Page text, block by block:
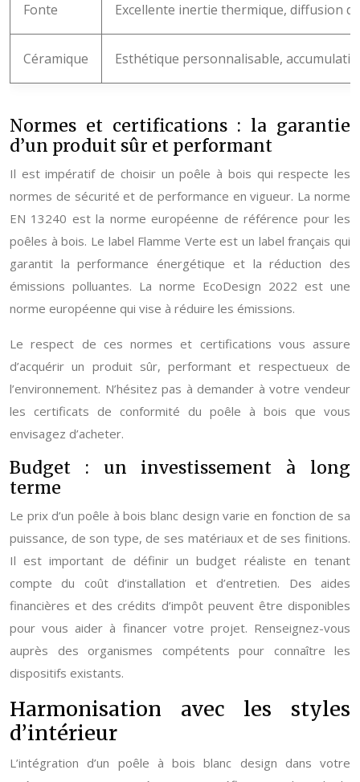
Fonte Excellente inertie thermique, diffusion
Céramique Esthétique personnalisable,
Normes et certifications : la garantie
d’un produit sûr et performant
Il est impératif de choisir un poêle à bois qui respecte les
normes de sécurité et de performance en vigueur. La norme
EN 13240 est la norme européenne de référence pour les
poêles à bois. Le label Flamme Verte est un label français qui
garantit la performance énergétique et la réduction des
émissions polluantes. La norme EcoDesign 2022 est une
norme européenne qui vise à réduire les émissions.
Le respect de ces normes et certifications vous assure
d’acquérir un produit sûr, performant et respectueux de
l’environnement. N’hésitez pas à demander à votre vendeur
les certificats de conformité du poêle à bois que vous
envisagez d’acheter.
Budget : un investissement à long
terme
Le prix d’un poêle à bois blanc design varie en fonction de sa
puissance, de son type, de ses matériaux et de ses finitions.
Il est important de définir un budget réaliste en tenant
compte du coût d’installation et d’entretien. Des aides
financières et des crédits d’impôt peuvent être disponibles
pour vous aider à financer votre projet. Renseignez-vous
auprès des organismes compétents pour connaître les
dispositifs existants.
Harmonisation avec les styles
d’intérieur
L’intégration d’un poêle à bois blanc design dans votre